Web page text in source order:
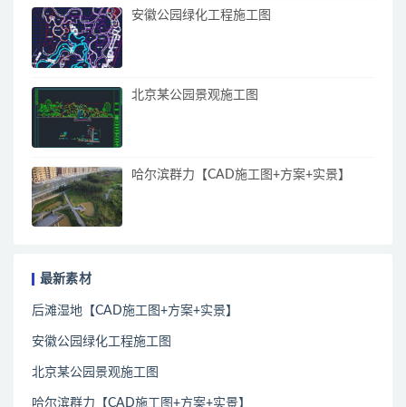
安徽公园绿化工程施工图
北京某公园景观施工图
哈尔滨群力【CAD施工图+方案+实景】
最新素材
后滩湿地【CAD施工图+方案+实景】
安徽公园绿化工程施工图
北京某公园景观施工图
哈尔滨群力【CAD施工图+方案+实景】